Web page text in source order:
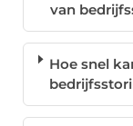
van
Hoe snel